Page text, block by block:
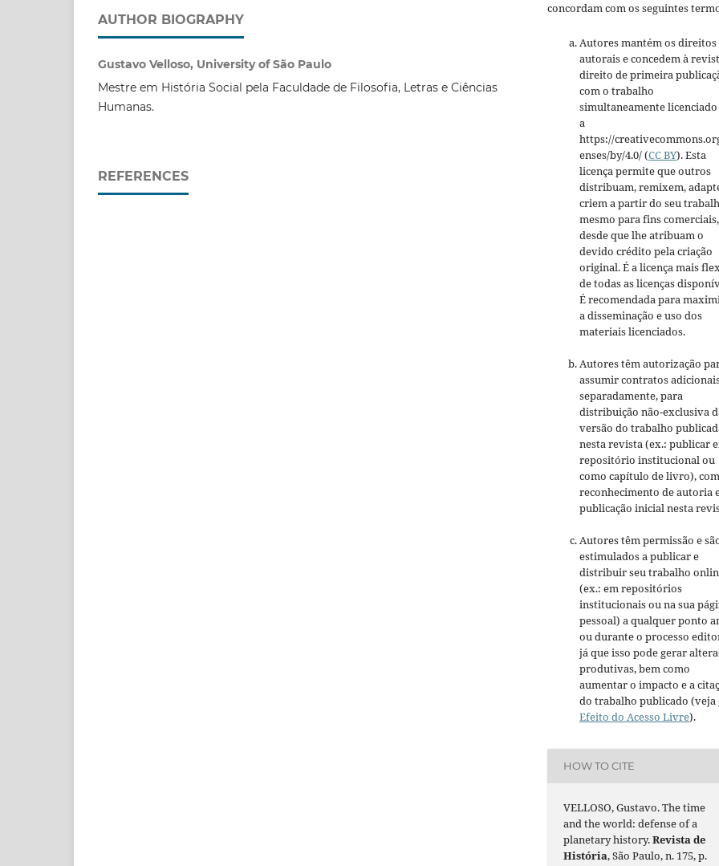
AUTHOR BIOGRAPHY
Gustavo Velloso, University of São Paulo
Mestre em História Social pela Faculdade de Filosofia, Letras e Ciências
Humanas.
REFERENCES
concordam com os seguintes
Autores mantém os direitos
autorais e concedem à
direito de primeira
com o trabalho
simultaneamente
a
https://
enses/by/4.0/ (CC BY). Esta
licença permite que outros
distribuam, remixem,
criem a partir do seu
mesmo para fins comerciais,
desde que lhe atribuam o
devido crédito pela criação
original. É a licença mais
de todas as licenças
É recomendada para
a disseminação e uso dos
materiais licenciados.
Autores têm autorização
assumir contratos
separadamente, para
distribuição não-exclusiva
versão do trabalho
nesta revista (ex.: publicar
repositório institucional ou
como capítulo de livro), com
reconhecimento de autoria
publicação inicial nesta
Autores têm permissão e
estimulados a publicar e
distribuir seu trabalho
(ex.: em repositórios
institucionais ou na sua
pessoal) a qualquer ponto
ou durante o processo
já que isso pode gerar
produtivas, bem como
aumentar o impacto e a
do trabalho publicado (veja
Efeito do Acesso Livre).
HOW TO CITE
VELLOSO, Gustavo. The time
and the world: defense of a
planetary history.Revista de
História, São Paulo, n. 175, p.